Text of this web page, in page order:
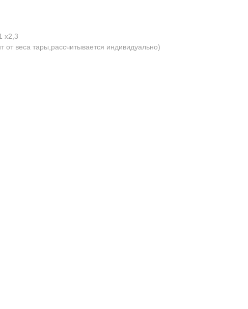
x2,3
от веса тары,рассчитывается индивидуально)